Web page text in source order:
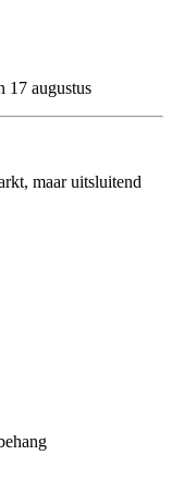
17 augustus
maar uitsluitend